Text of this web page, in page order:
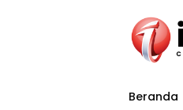
Beranda